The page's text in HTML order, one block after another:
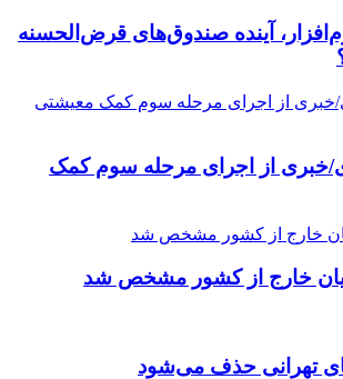
آینده صندوق‌های قرض‌الحسنه
خبری از اجرای مرحله سوم کمک
خارج از کشور مشخص شد
تهرانی حذف می‌شود